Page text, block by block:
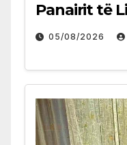
Panairit të
05/08/2026